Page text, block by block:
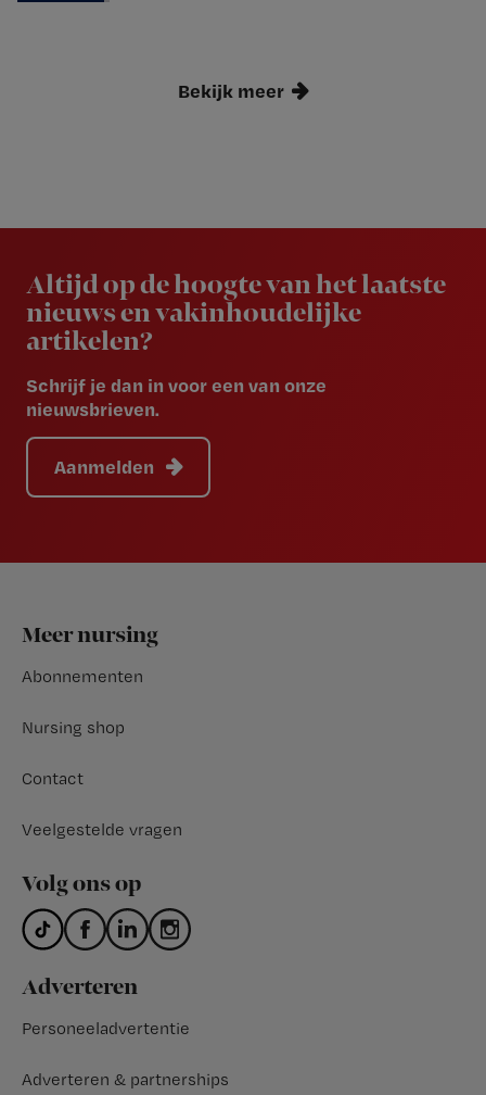
Bekijk meer
Altijd op de hoogte van het laatste
nieuws en vakinhoudelijke
artikelen?
Schrijf je dan in voor een van onze
nieuwsbrieven.
Aanmelden
Footer
Meer nursing
Abonnementen
Nursing shop
Contact
Veelgestelde vragen
Volg ons op
Adverteren
Personeeladvertentie
Adverteren & partnerships